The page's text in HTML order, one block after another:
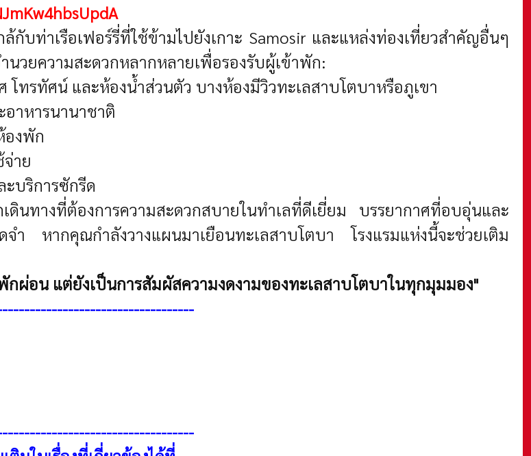
กับท่าเรือเฟอร์รี่ที่ใช้ข้ามไปยังเกาะ Samosir และแหล่งท่องเที่ยวสำคัญอื่นๆ
นวยความสะดวกหลากหลายเพื่อรองรับผู้เข้าพัก:
โทรทัศน์ และห้องน้ำส่วนตัว บางห้องมีวิวทะเลสาบโตบาหรือภูเขา
อาหารนานาชาติ
องพัก
าย
ะบริการซักรีด
นทางที่ต้องการความสะดวกสบายในทำเลที่ดีเยี่ยม บรรยากาศที่อบอุ่นและ
จำ หากคุณกำลังวางแผนมาเยือนทะเลสาบโตบา โรงแรมแห่งนี้จะช่วยเติม
กผ่อน แต่ยังเป็นการสัมผัสความงดงามของทะเลสาบโตบาในทุกมุมมอง"